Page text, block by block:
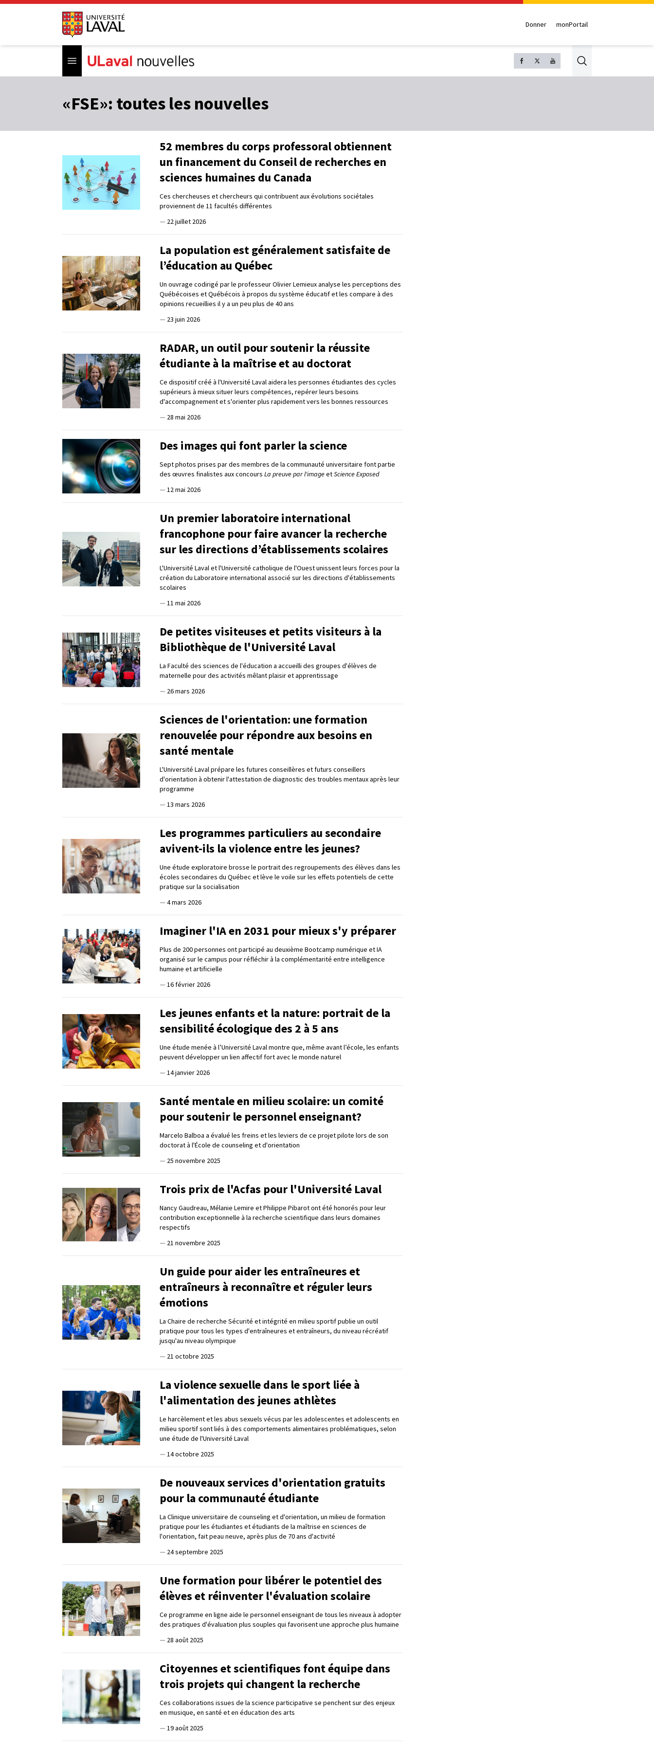
Donner monPortail
Open menu Search
«FSE»: toutes les nouvelles
52 membres du corps professoral obtiennent
un financement du Conseil de recherches en
sciences humaines du Canada
Ces chercheuses et chercheurs qui contribuent aux évolutions sociétales
proviennent de 11 facultés différentes
— 22 juillet 2026
La population est généralement satisfaite de
l’éducation au Québec
Un ouvrage codirigé par le professeur Olivier Lemieux analyse les perceptions des
Québécoises et Québécois à propos du système éducatif et les compare à des
opinions recueillies il y a un peu plus de 40 ans
— 23 juin 2026
RADAR, un outil pour soutenir la réussite
étudiante à la maîtrise et au doctorat
Ce dispositif créé à l'Université Laval aidera les personnes étudiantes des cycles
supérieurs à mieux situer leurs compétences, repérer leurs besoins
d'accompagnement et s'orienter plus rapidement vers les bonnes ressources
— 28 mai 2026
Des images qui font parler la science
Sept photos prises par des membres de la communauté universitaire font partie
des œuvres finalistes aux concours La preuve par l'imageetScience Exposed
— 12 mai 2026
Un premier laboratoire international
francophone pour faire avancer la recherche
sur les directions d’établissements scolaires
L'Université Laval et l'Université catholique de l'Ouest unissent leurs forces pour la
création du Laboratoire international associé sur les directions d'établissements
scolaires
— 11 mai 2026
De petites visiteuses et petits visiteurs à la
Bibliothèque de l'Université Laval
La Faculté des sciences de l'éducation a accueilli des groupes d'élèves de
maternelle pour des activités mêlant plaisir et apprentissage
— 26 mars 2026
Sciences de l'orientation: une formation
renouvelée pour répondre aux besoins en
santé mentale
L'Université Laval prépare les futures conseillères et futurs conseillers
d'orientation à obtenir l'attestation de diagnostic des troubles mentaux après leur
programme
— 13 mars 2026
Les programmes particuliers au secondaire
avivent-ils la violence entre les jeunes?
Une étude exploratoire brosse le portrait des regroupements des élèves dans les
écoles secondaires du Québec et lève le voile sur les effets potentiels de cette
pratique sur la socialisation
— 4 mars 2026
Imaginer l'IA en 2031 pour mieux s'y préparer
Plus de 200 personnes ont participé au deuxième Bootcamp numérique et IA
organisé sur le campus pour réfléchir à la complémentarité entre intelligence
humaine et artificielle
— 16 février 2026
Les jeunes enfants et la nature: portrait de la
sensibilité écologique des 2 à 5 ans
Une étude menée à l’Université Laval montre que, même avant l’école, les enfants
peuvent développer un lien affectif fort avec le monde naturel
— 14 janvier 2026
Santé mentale en milieu scolaire: un comité
pour soutenir le personnel enseignant?
Marcelo Balboa a évalué les freins et les leviers de ce projet pilote lors de son
doctorat à l'École de counseling et d'orientation
— 25 novembre 2025
Trois prix de l'Acfas pour l'Université Laval
Nancy Gaudreau, Mélanie Lemire et Philippe Pibarot ont été honorés pour leur
contribution exceptionnelle à la recherche scientifique dans leurs domaines
respectifs
— 21 novembre 2025
Un guide pour aider les entraîneures et
entraîneurs à reconnaître et réguler leurs
émotions
La Chaire de recherche Sécurité et intégrité en milieu sportif publie un outil
pratique pour tous les types d'entraîneures et entraîneurs, du niveau récréatif
jusqu'au niveau olympique
— 21 octobre 2025
La violence sexuelle dans le sport liée à
l'alimentation des jeunes athlètes
Le harcèlement et les abus sexuels vécus par les adolescentes et adolescents en
milieu sportif sont liés à des comportements alimentaires problématiques, selon
une étude de l'Université Laval
— 14 octobre 2025
De nouveaux services d'orientation gratuits
pour la communauté étudiante
La Clinique universitaire de counseling et d'orientation, un milieu de formation
pratique pour les étudiantes et étudiants de la maîtrise en sciences de
l'orientation, fait peau neuve, après plus de 70 ans d'activité
— 24 septembre 2025
Une formation pour libérer le potentiel des
élèves et réinventer l'évaluation scolaire
Ce programme en ligne aide le personnel enseignant de tous les niveaux à adopter
des pratiques d'évaluation plus souples qui favorisent une approche plus humaine
— 28 août 2025
Citoyennes et scientifiques font équipe dans
trois projets qui changent la recherche
Ces collaborations issues de la science participative se penchent sur des enjeux
en musique, en santé et en éducation des arts
— 19 août 2025